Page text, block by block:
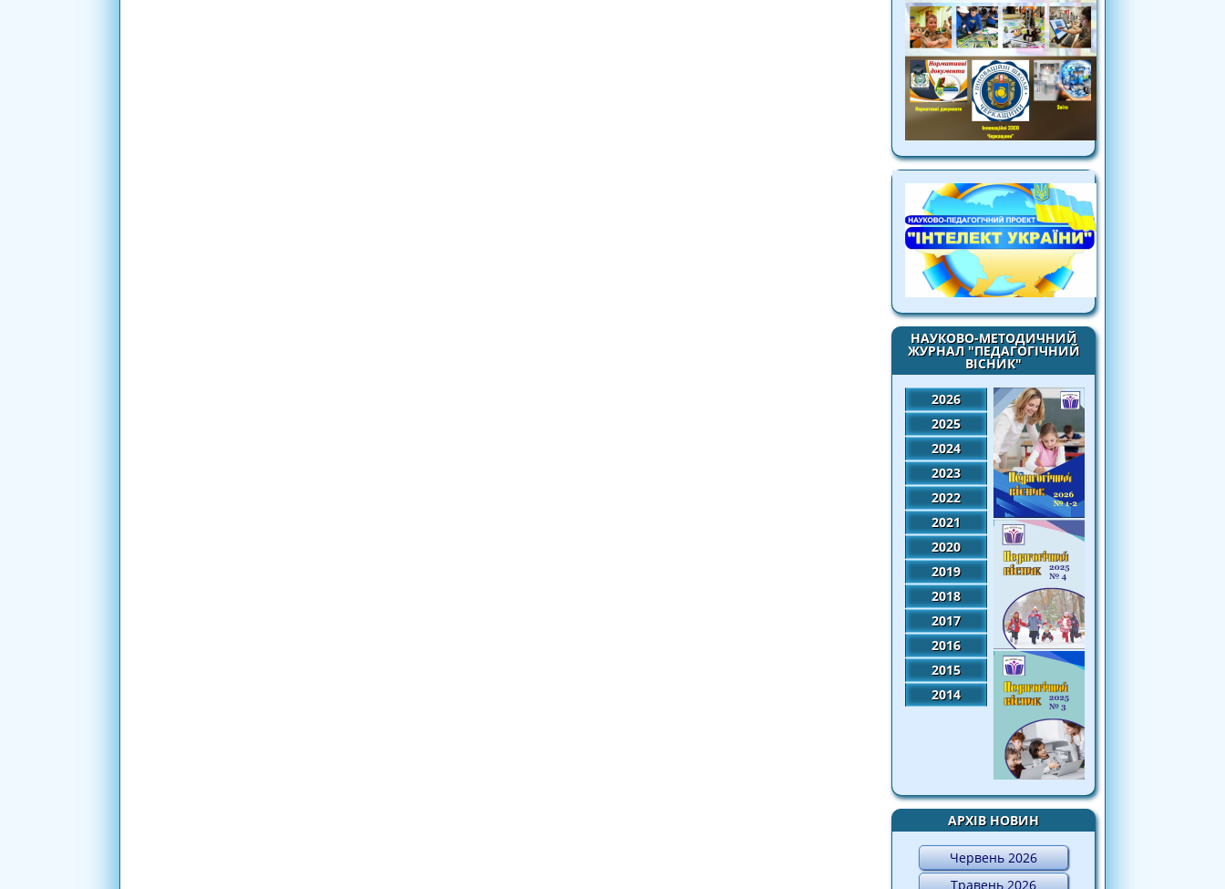
НАУКОВО-МЕТОДИЧНИЙ
ЖУРНАЛ "ПЕДАГОГІЧНИЙ
ВІСНИК"
2026
2025
2024
2023
2022
2021
2020
2019
2018
2017
2016
2015
2014
АРХІВ НОВИН
Червень 2026
Травень 2026